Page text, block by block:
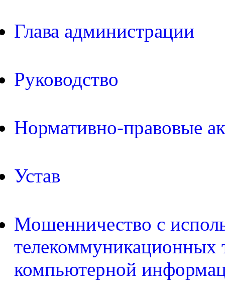
Глава администрации
Руководство
Нормативно-правовые
Устав
Мошенничество с
телекоммуникационных
компьютерной